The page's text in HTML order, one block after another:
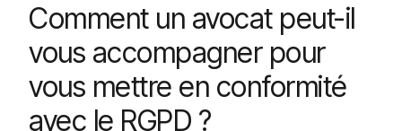
Comment un avocat peut-il
vous accompagner pour
vous mettre en conformité
avec le RGPD ?